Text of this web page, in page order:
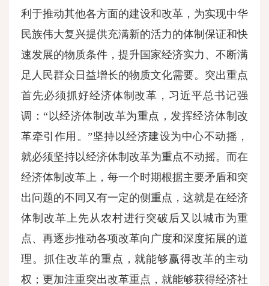
利于推动其他各方面的建设和改革，为实现中华
民族伟大复兴提供充满新的活力的体制保证和快
速发展的物质条件，提升国家经济实力、不断满
足人民群众日益增长的物质文化需要。突出重点
首先必须抓好经济体制改革，习近平总书记强
调：“以经济体制改革为重点，发挥经济体制改
革牵引作用。”坚持以经济建设为中心不动摇，
就必须坚持以经济体制改革为重点不动摇。而在
经济体制改革上，每一个时期根据主要矛盾和突
出问题的不同又有一定的侧重点，这就是在经济
体制改革上先从农村进行突破后又以城市为重
点、再逐步推动各项改革向广度和深度拓展的道
理。抓住改革的重点，就能够赢得改革的主动
权；更加注重突出改革重点，就能够获得经济社